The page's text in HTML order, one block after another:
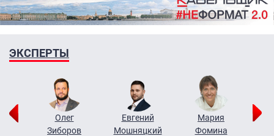
ЭКСПЕРТЫ
Олег
Зиборов
Евгений
Мошняцкий
Мария
Фомина